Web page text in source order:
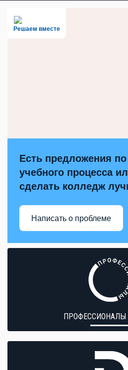
Решаем вместе
Есть предложения по
учебного процесса
сделать колледж
Написать о проблеме
ПРОФЕССИОНАЛЫ